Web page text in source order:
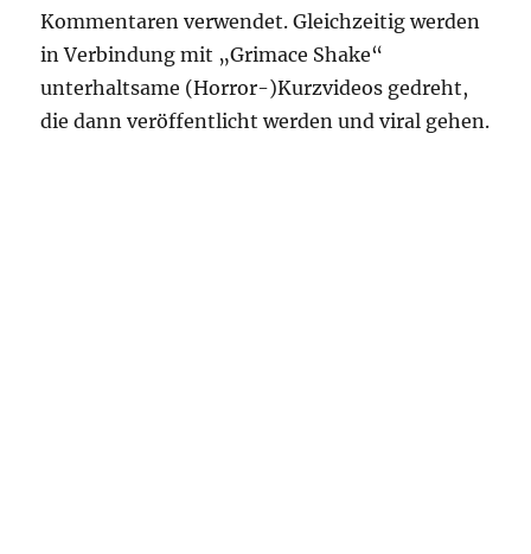
Kommentaren verwendet. Gleichzeitig werden
in Verbindung mit „Grimace Shake“
unterhaltsame (Horror-)Kurzvideos gedreht,
die dann veröffentlicht werden und viral gehen.